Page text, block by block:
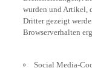
wurden und Artikel,
Dritter gezeigt
Browserverhalten